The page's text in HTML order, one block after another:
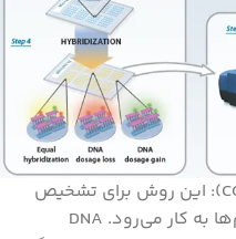
هیبریداسیون ژنومی مقایسه‌ای (CGH): این روش برای تشخیص
کمبود یا افزایش DNA در کروموزوم‌ها به کار می‌رود. DNA